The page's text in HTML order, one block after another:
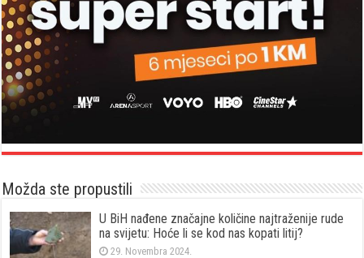
Možda ste propustili
U BiH nađene značajne količine najtraženije rude
na svijetu: Hoće li se kod nas kopati litij?
29. Novembra 2024.